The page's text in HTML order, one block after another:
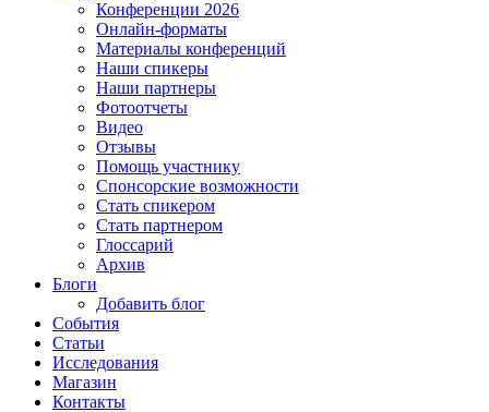
Конференции 2026
Онлайн-форматы
Материалы конференций
Наши спикеры
Наши партнеры
Фотоотчеты
Видео
Отзывы
Помощь участнику
Спонсорские возможности
Стать спикером
Стать партнером
Глоссарий
Архив
Блоги
Добавить блог
События
Статьи
Исследования
Магазин
Контакты